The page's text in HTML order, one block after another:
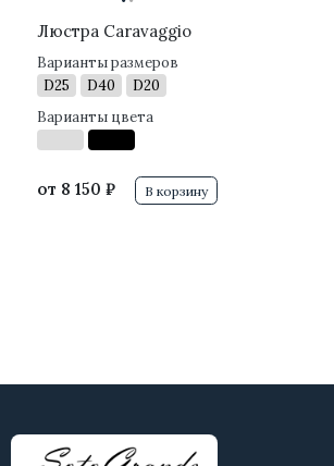
Люстра Caravaggio
Варианты размеров
D25
D40
D20
Варианты цвета
от 8 150 ₽ В корзину